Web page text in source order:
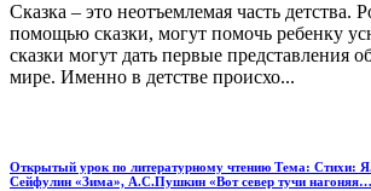
Сказка – это неотъемлемая часть детства.
помощью сказки, могут помочь ребенку
сказки могут дать первые представления
мире. Именно в детстве происхо...
Открытый урок по литературному чтению Тема: Стихи:
Сейфулин «Зима», А.С.Пушкин «Вот север тучи